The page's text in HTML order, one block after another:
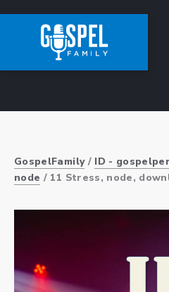
GospelFamily/ ID -
node / 11 Stress, node,